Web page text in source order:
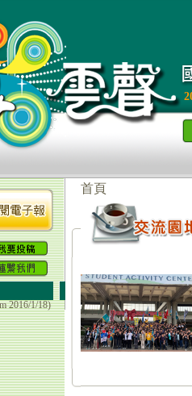
2016/1/18)